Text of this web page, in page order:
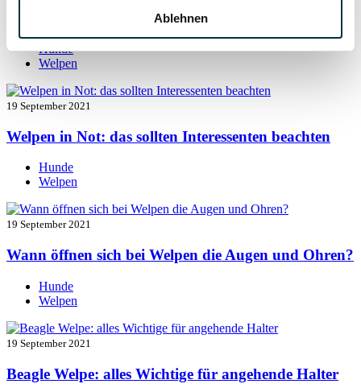
Ablehnen
Welpen entwurmen: das müssen Sie wissen
Hunde
Welpen
19 September 2021
Welpen in Not: das sollten Interessenten beachten
Hunde
Welpen
19 September 2021
Wann öffnen sich bei Welpen die Augen und Ohren?
Hunde
Welpen
19 September 2021
Beagle Welpe: alles Wichtige für angehende Halter